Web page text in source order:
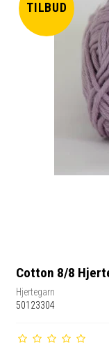
TILBUD
Cotton 8/8
Hjertegarn
50123304